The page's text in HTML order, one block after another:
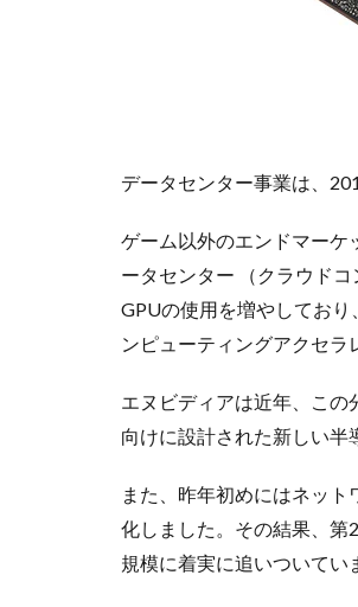
データセンター事業は、
ゲーム以外のエンドマーケ
ータセンター （クラウド
GPUの使用を増やしてお
ンピューティングアクセラ
エヌビディアは近年、こ
向けに設計された新しい半
また、昨年初めにはネッ
化しました。その結果、第
規模に着実に追いついてい